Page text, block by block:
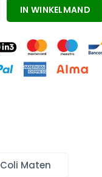
IN WINKELMAND
Coli Maten